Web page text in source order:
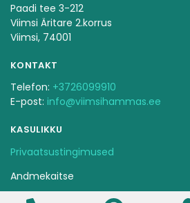
Paadi tee 3-212
Viimsi Äritare 2.korrus
Viimsi, 74001
KONTAKT
Telefon: +3726099910
E-post: info@viimsihammas.ee
KASULIKKU
Privaatsustingimused
Andmekaitse
Ravijärjekorra pidamise kord